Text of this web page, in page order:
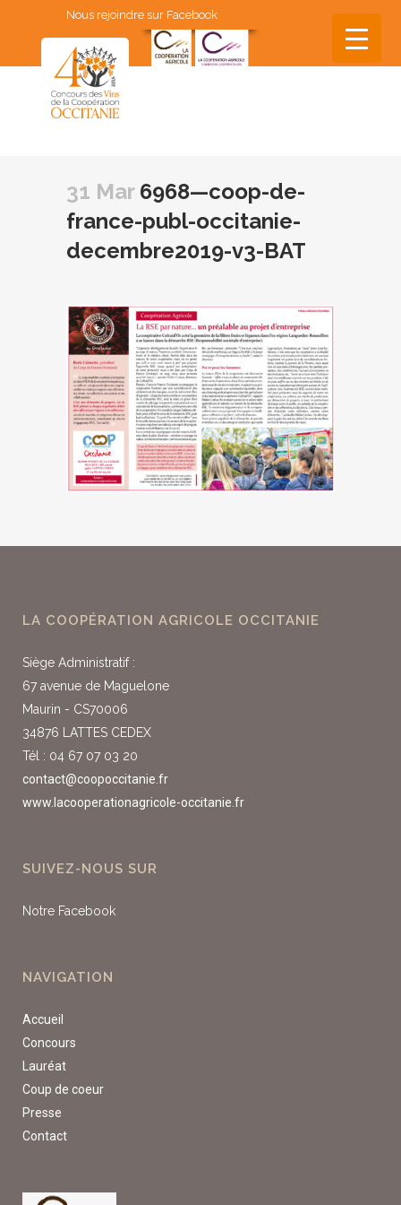
Nous rejoindre sur Facebook
31 Mar6968—coop-de-
france-publ-occitanie-
decembre2019-v3-BAT
LA COOPÉRATION AGRICOLE OCCITANIE
Siège Administratif :
67 avenue de Maguelone
Maurin - CS70006
34876 LATTES CEDEX
Tél : 04 67 07 03 20
contact@coopoccitanie.fr
www.lacooperationagricole-occitanie.fr
SUIVEZ-NOUS SUR
Notre Facebook
NAVIGATION
Accueil
Concours
Lauréat
Coup de coeur
Presse
Contact